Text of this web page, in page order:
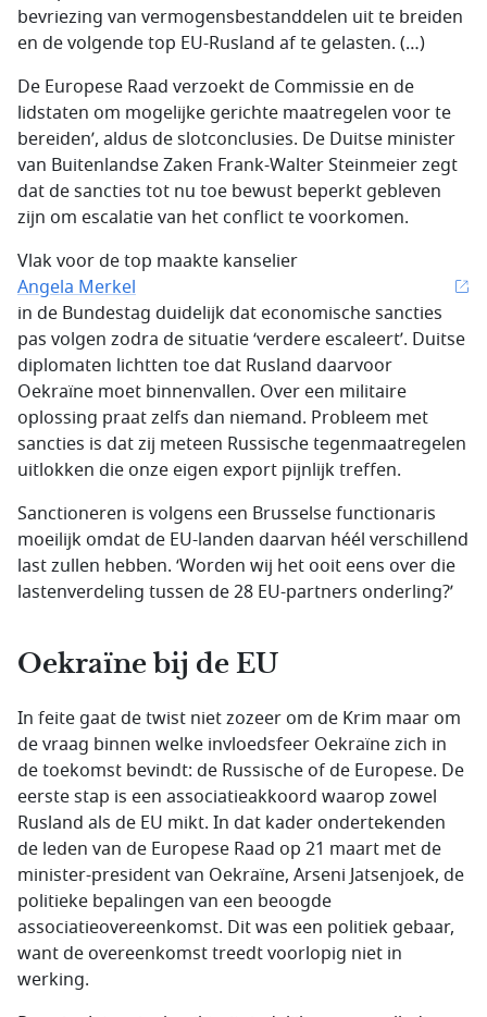
bevriezing van vermogensbestanddelen uit te breiden
en de volgende top EU-Rusland af te gelasten. (…)
De Europese Raad verzoekt de Commissie en de
lidstaten om mogelijke gerichte maatregelen voor te
bereiden’, aldus de slotconclusies. De Duitse minister
van Buitenlandse Zaken Frank-Walter Steinmeierzegt
dat de sancties tot nu toe bewust beperkt gebleven
zijn om escalatie van het conflict te voorkomen.
Vlak voor de top maakte kanselier
Angela Merkel
in de Bundestag duidelijk dat economische sancties
pas volgen zodra de situatie ‘verdere escaleert’. Duitse
diplomaten lichtten toe dat Rusland daarvoor
Oekraïne moet binnenvallen. Over een militaire
oplossing praat zelfs dan niemand. Probleem met
sancties is dat zij meteen Russische tegenmaatregelen
uitlokken die onze eigen export pijnlijk treffen.
Sanctioneren is volgens een Brusselse functionaris
moeilijk omdat de EU-landen daarvan héél verschillend
last zullen hebben. ‘Worden wij het ooit eens over die
lastenverdeling tussen de 28 EU-partners onderling?’
Oekraïne bij de EU
In feite gaat de twist niet zozeer om de Krim maar om
de vraag binnen welke invloedsfeer Oekraïne zich in
de toekomst bevindt: de Russische of de Europese. De
eerste stap is een associatieakkoord waarop zowel
Rusland als de EU mikt. In dat kader ondertekenden
de leden van de Europese Raad op 21 maart met de
minister-president van Oekraïne, Arseni Jatsenjoek, de
politieke bepalingen van een beoogde
associatieovereenkomst. Dit was een politiek gebaar,
want de overeenkomst treedt voorlopig niet in
werking.